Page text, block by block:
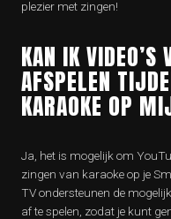
plezier met zingen!
KAN IK VIDEO’S
AFSPELEN
KARAOKE OP
Ja, het is mogelijk om
zingen van karaoke op je
TV ondersteunen de
af te spelen, zodat je kunt